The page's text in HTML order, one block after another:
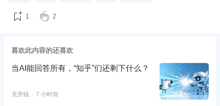
1 2
喜欢此内容的还喜欢
当AI能回答所有，“知乎”们还剩下什么？
克劳锐 7 小时前